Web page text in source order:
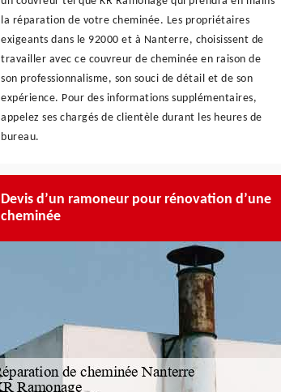
la réparation de votre cheminée. Les propriétaires
exigeants dans le 92000 et à Nanterre, choisissent de
travailler avec ce couvreur de cheminée en raison de
son professionnalisme, son souci de détail et de son
expérience. Pour des informations supplémentaires,
appelez ses chargés de clientèle durant les heures de
bureau.
Devis d’un ramoneur pour rénovation d’une
cheminée